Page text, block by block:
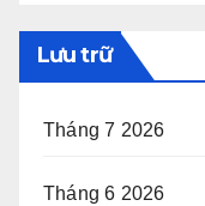
Lưu trữ
Tháng 7 2026
Tháng 6 2026